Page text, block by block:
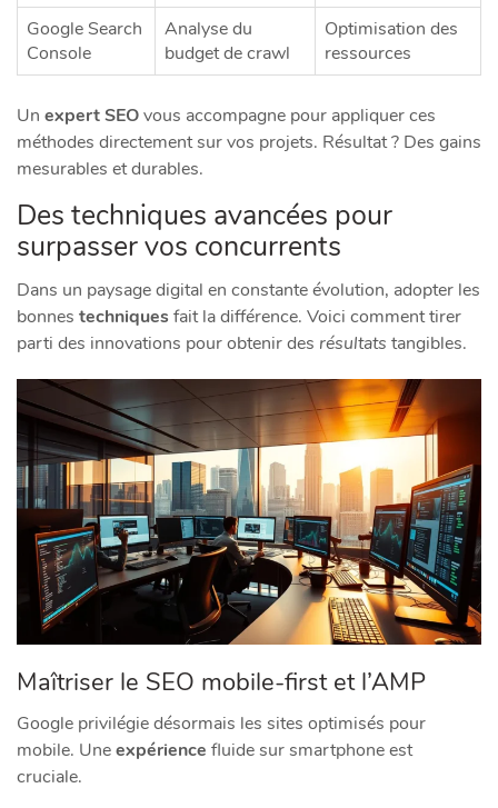
Google Search
Console
Analyse du
budget de crawl
Optimisation des
ressources
Un expert SEOvous accompagne pour appliquer ces
méthodes directement sur vos projets. Résultat ? Des gains
mesurables et durables.
Des techniques avancées pour
surpasser vos concurrents
Dans un paysage digital en constante évolution, adopter les
bonnes techniquesfait la différence. Voici comment tirer
parti des innovations pour obtenir des résultats tangibles.
Maîtriser le SEO mobile-first et l’AMP
Google privilégie désormais les sites optimisés pour
mobile. Uneexpérience fluide sur smartphone est
cruciale.